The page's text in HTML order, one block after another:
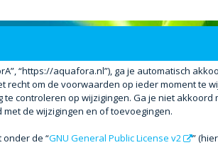
“https://aquafora.nl”), ga je automatisch
om de voorwaarden op ieder moment te
controleren op wijzigingen. Ga je niet
met de wijzigingen en of toevoegingen.
de “GNU General Public License v2
”